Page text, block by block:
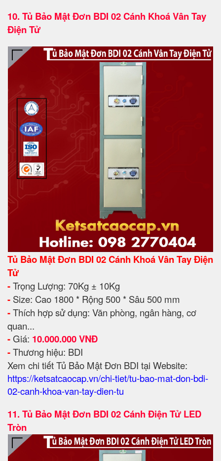
10. Tủ Bảo Mật Đơn BDI 02 Cánh Khoá Vân Tay
Điện Tử
Tủ Bảo Mật Đơn BDI 02 Cánh Khoá Vân Tay Điện
Tử
-Trọng Lượng: 70Kg ± 10Kg
- Size: Cao 1800 * Rộng 500 * Sâu 500 mm
-Thích hợp sử dụng: Văn phòng, ngân hàng, cơ
quan...
- Giá: 10.000.000 VNĐ
-Thương hiệu: BDI
Xem chi tiết Tủ Bảo Mật Đơn BDI tại Website:
https://ketsatcaocap.vn/chi-tiet/tu-bao-mat-don-bdi-
02-canh-khoa-van-tay-dien-tu
11. Tủ Bảo Mật Đơn BDI 02 Cánh Điện Tử LED
Tròn